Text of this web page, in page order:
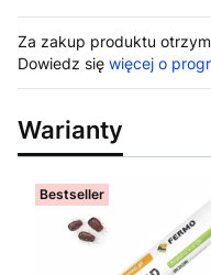
Za zakup produktu
Dowiedz się więcej o
Warianty
Bestseller